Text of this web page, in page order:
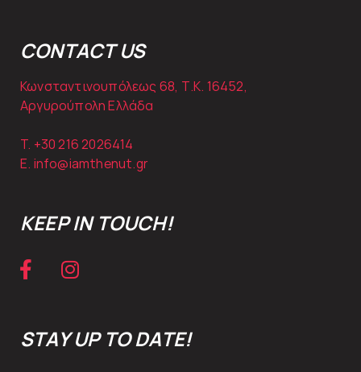
CONTACT US
Κωνσταντινουπόλεως 68, Τ.Κ. 16452,
Αργυρούπολη Ελλάδα
T. +30216 2026414
E. info@iamthenut.gr
KEEP IN TOUCH!
STAY UP TO DATE!